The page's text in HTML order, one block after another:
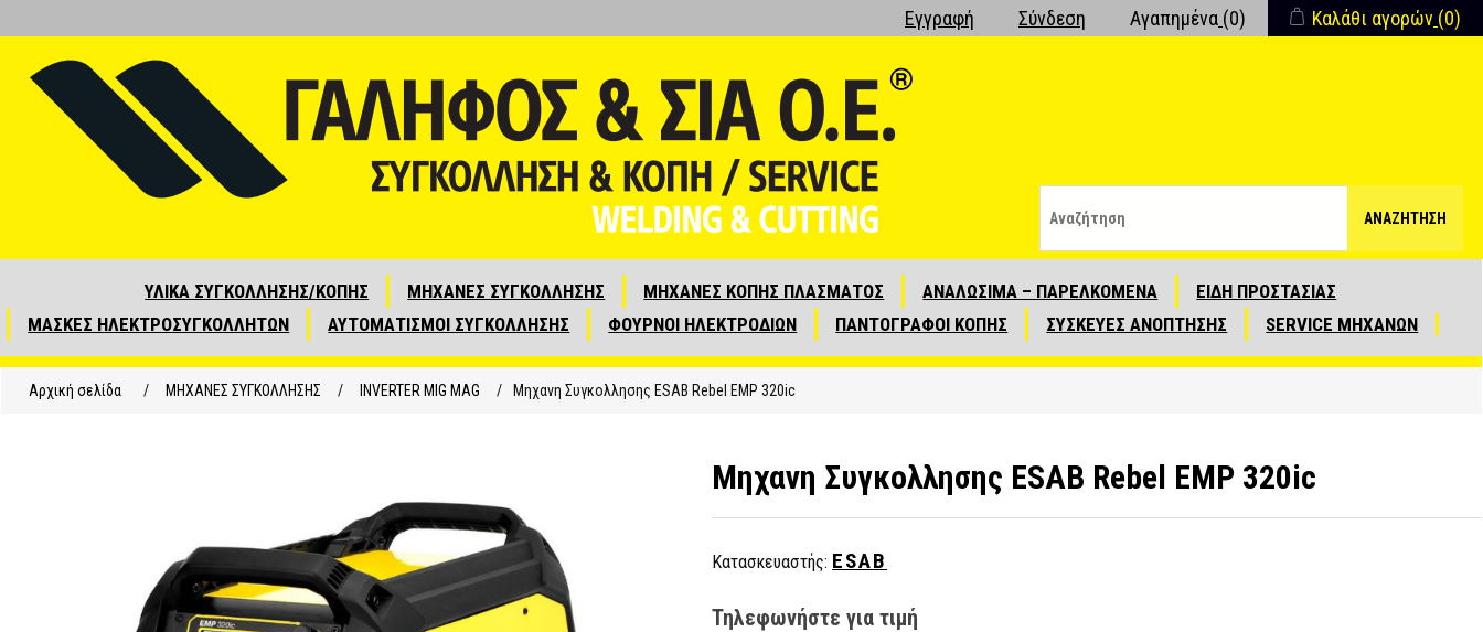
Εγγραφή Σύνδεση Αγαπημένα (0) Καλάθι αγορών (0)
ΑΝΑΖΉΤΗΣΗ
ΥΛΙΚΑ ΣΥΓΚΟΛΛΗΣΗΣ/ΚΟΠΗΣ ΜΗΧΑΝΕΣ ΣΥΓΚΟΛΛΗΣΗΣ ΜΗΧΑΝΕΣ ΚΟΠΗΣ ΠΛΑΣΜΑΤΟΣ ΑΝΑΛΩΣΙΜΑ – ΠΑΡΕΛΚΟΜΕΝΑ
ΕΙΔΗ ΠΡΟΣΤΑΣΙΑΣ
ΜΑΣΚΕΣ ΗΛΕΚΤΡΟΣΥΓΚΟΛΛΗΤΩΝ
ΑΥΤΟΜΑΤΙΣΜΟΙ ΣΥΓΚΟΛΛΗΣΗΣ ΦΟΥΡΝΟΙ ΗΛΕΚΤΡΟΔΙΩΝ ΠΑΝΤΟΓΡΑΦΟΙ ΚΟΠΗΣ ΣΥΣΚΕΥΕΣ ΑΝΟΠΤΗΣΗΣ SERVICE ΜΗΧΑΝΩΝ
Αρχική σελίδα / ΜΗΧΑΝΕΣ ΣΥΓΚΟΛΛΗΣΗΣ / INVERTER MIG MAG / Μηχανη Συγκολλησης ΕSAB Rebel EMP 320ic
Μηχανη Συγκολλησης ΕSAB Rebel EMP 320ic
Κατασκευαστής: ESAB
Τηλεφωνήστε για τιμή